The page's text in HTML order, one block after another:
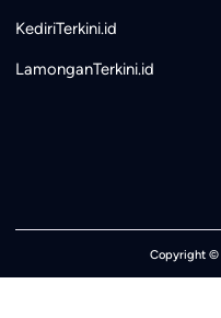
KediriTerkini.id
LamonganTerkini.id
Copyright ©